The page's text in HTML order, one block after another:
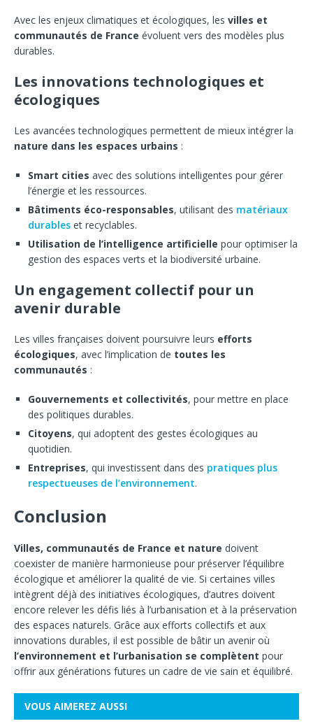
Avec les enjeux climatiques et écologiques, les villes et
communautés de France évoluent vers des modèles plus
durables.
Les innovations technologiques et
écologiques
Les avancées technologiques permettent de mieux intégrer la
nature dans les espaces urbains :
Smart cities avec des solutions intelligentes pour gérer
l’énergie et les ressources.
Bâtiments éco-responsables, utilisant des matériaux
durables et recyclables.
Utilisation de l’intelligence artificielle pour optimiser la
gestion des espaces verts et la biodiversité urbaine.
Un engagement collectif pour un
avenir durable
Les villes françaises doivent poursuivre leurs efforts
écologiques, avec l’implication de toutes les
communautés :
Gouvernements et collectivités, pour mettre en place
des politiques durables.
Citoyens, qui adoptent des gestes écologiques au
quotidien.
Entreprises, qui investissent dans des pratiques plus
respectueuses de l’environnement.
Conclusion
Villes, communautés de France et nature doivent
coexister de manière harmonieuse pour préserver l’équilibre
écologique et améliorer la qualité de vie. Si certaines villes
intègrent déjà des initiatives écologiques, d’autres doivent
encore relever les défis liés à l’urbanisation et à la préservation
des espaces naturels. Grâce aux efforts collectifs et aux
innovations durables, il est possible de bâtir un avenir où
l’environnement et l’urbanisation se complètent pour
offrir aux générations futures un cadre de vie sain et équilibré.
VOUS AIMEREZ AUSSI